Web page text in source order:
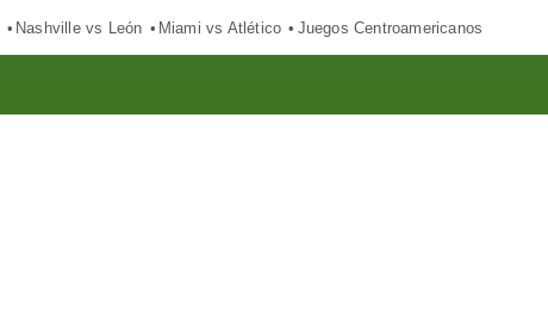
Nashville vs León Miami vs Atlético Juegos Centroamericanos